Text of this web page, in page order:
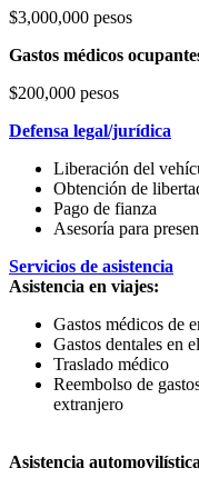
$3,000,000 pesos
Gastos médicos
$200,000 pesos
Defensa legal/jurídica
Liberación del
Obtención de
Pago de fianza
Asesoría para
Servicios de asistencia
Asistencia en viajes:
Gastos médicos de
Gastos dentales en
Traslado médico
Reembolso de
extranjero
Asistencia